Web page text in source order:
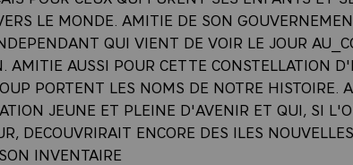
LE MONDE. AMITIE DE SON
QUI VIENT DE VOIR LE JOUR
AMITIE AUSSI POUR CETTE CONSTELLATION
PORTENT LES NOMS DE NOTRE HISTOIRE.
JEUNE ET PLEINE D'AVENIR ET QUI, SI
DECOUVRIRAIT ENCORE DES ILES
INVENTAIRE